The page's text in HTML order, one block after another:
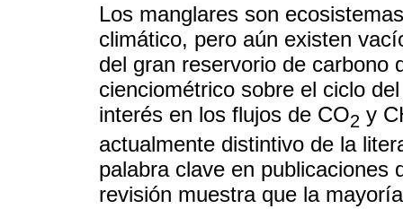
Los manglares son
climático, pero aún existen
del gran reservorio de carbono
cienciométrico sobre el ciclo
interés en los flujos de CO2 y
actualmente distintivo de la
palabra clave en publicaciones
revisión muestra que la